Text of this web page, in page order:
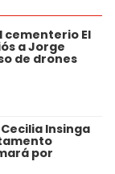
cementerio El
a Jorge
de drones
Insinga
por